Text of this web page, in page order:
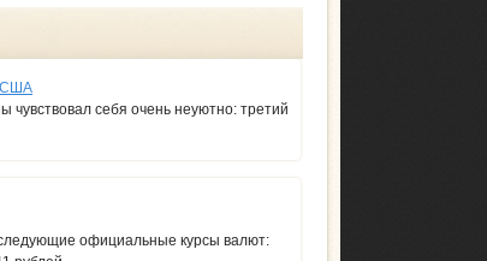
США
чувствовал себя очень неуютно: третий
официальные курсы валют: